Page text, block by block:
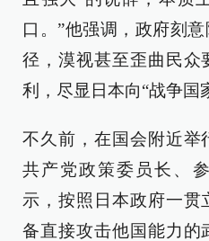
口。”他强调，政府刻
径，漠视甚至歪曲民众
利，尽显日本向“战争国
不久前，在国会附近举
共产党政策委员长、
示，按照日本政府一贯
备直接攻击他国能力的